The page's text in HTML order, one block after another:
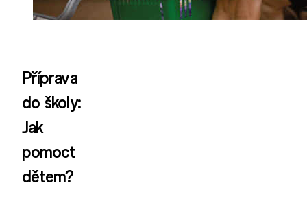
Příprava
do školy:
Jak
pomoct
dětem?